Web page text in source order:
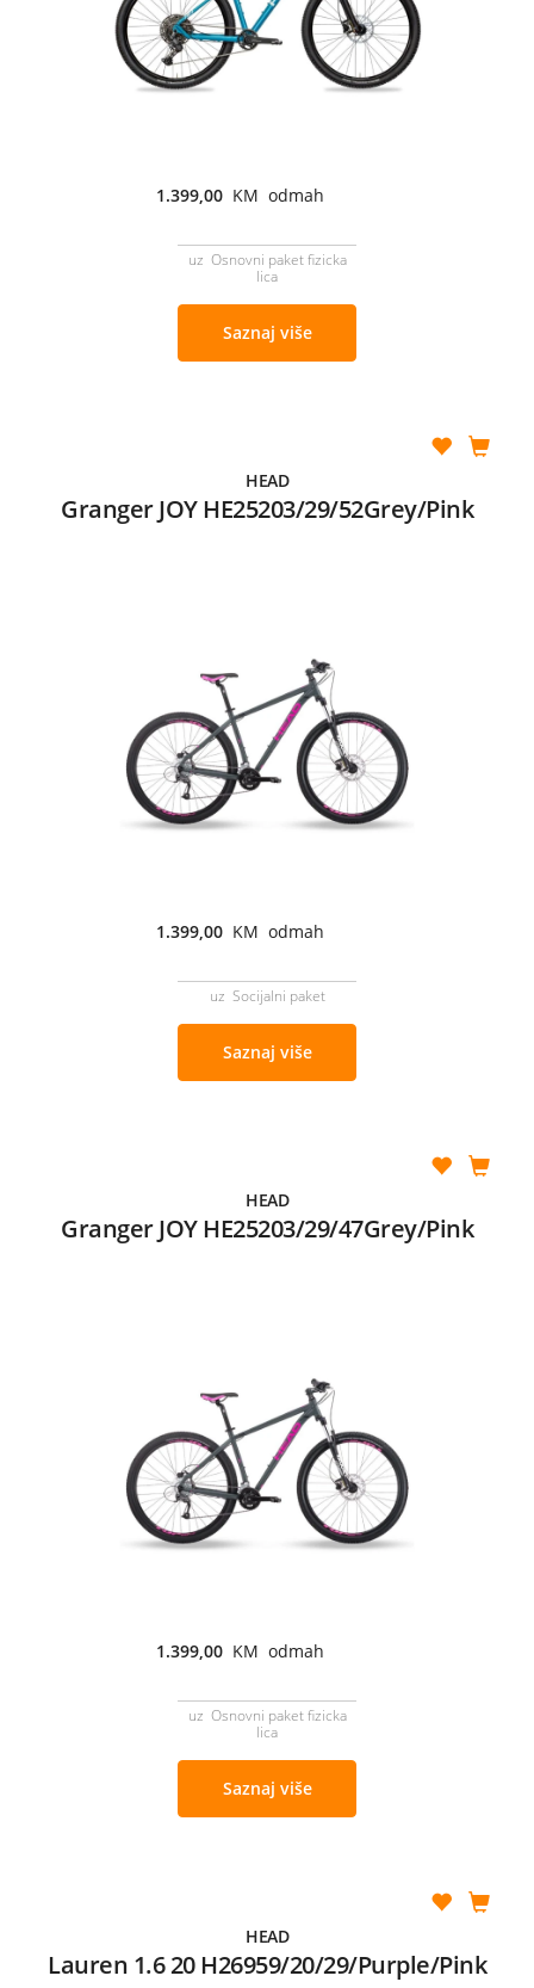
1.399,00 KM odmah
uz Osnovni paket fizicka
lica
Saznaj više
HEAD
Granger JOY HE25203/29/52Grey/Pink
1.399,00 KM odmah
uz Socijalni paket
Saznaj više
HEAD
Granger JOY HE25203/29/47Grey/Pink
1.399,00 KM odmah
uz Osnovni paket fizicka
lica
Saznaj više
HEAD
Lauren 1.6 20 H26959/20/29/Purple/Pink